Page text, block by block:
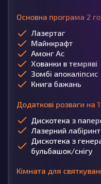
Основна програма 2
Лазертаг
Майнкрафт
Амонг Ас
Хованки в темряві
Зомбі апокаліпсис
Книга бажань
Додаткові розваги на
Дискотека з
Лазерний лабіринт
Дискотека з
бульбашок/снігу
Кімната для